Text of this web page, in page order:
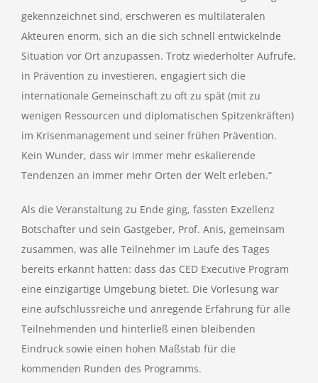
gekennzeichnet sind, erschweren es multilateralen
Akteuren enorm, sich an die sich schnell entwickelnde
Situation vor Ort anzupassen. Trotz wiederholter Aufrufe,
in Prävention zu investieren, engagiert sich die
internationale Gemeinschaft zu oft zu spät (mit zu
wenigen Ressourcen und diplomatischen Spitzenkräften)
im Krisenmanagement und seiner frühen Prävention.
Kein Wunder, dass wir immer mehr eskalierende
Tendenzen an immer mehr Orten der Welt erleben.“
Als die Veranstaltung zu Ende ging, fassten Exzellenz
Botschafter und sein Gastgeber, Prof. Anis, gemeinsam
zusammen, was alle Teilnehmer im Laufe des Tages
bereits erkannt hatten: dass das CED Executive Program
eine einzigartige Umgebung bietet. Die Vorlesung war
eine aufschlussreiche und anregende Erfahrung für alle
Teilnehmenden und hinterließ einen bleibenden
Eindruck sowie einen hohen Maßstab für die
kommenden Runden des Programms.